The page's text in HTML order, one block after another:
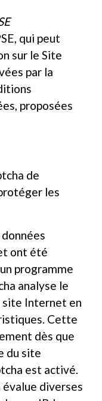
qui peut
sur le Site
par la
proposées
de
les
ont été
programme
analyse le
Internet en
Cette
dès que
du site
est activé.
évalue diverses